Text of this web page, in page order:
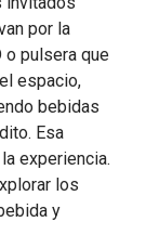
por la
o pulsera que
espacio,
bebidas
Esa
experiencia.
los
y